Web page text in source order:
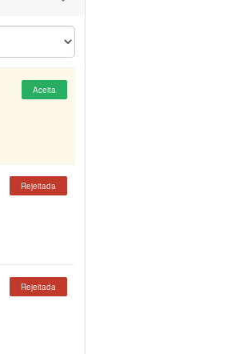
Aceita
Rejeitada
Rejeitada